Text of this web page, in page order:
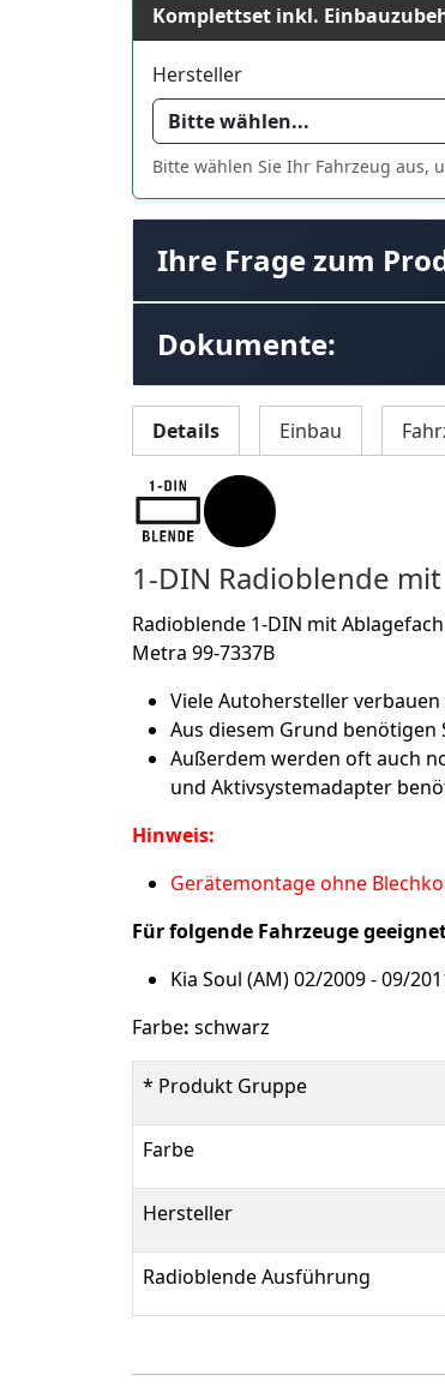
Komplettset inkl.
Hersteller
Bitte wählen Sie Ihr Fahrzeug aus,
Ihre Frage zum
Dokumente:
Details Einbau
1-DIN Radioblende
Radioblende 1-DIN mit
Metra 99-7337B
Viele Autohersteller
Aus diesem Grund benötigen
Außerdem werden oft auch
und Aktivsystemadapter
Hinweis:
Gerätemontage ohne
Für folgende Fahrzeuge
Kia Soul (AM) 02/2009 - 09/
Farbe: schwarz
* Produkt Gruppe
Farbe
Hersteller
Radioblende Ausführung